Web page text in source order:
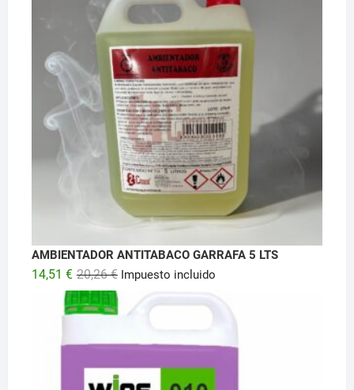
AMBIENTADOR ANTITABACO GARRAFA 5 LTS
20,26€ El
original
20,26 €.
14,51 €
El
actual
14,51 €.
Impuesto incluido